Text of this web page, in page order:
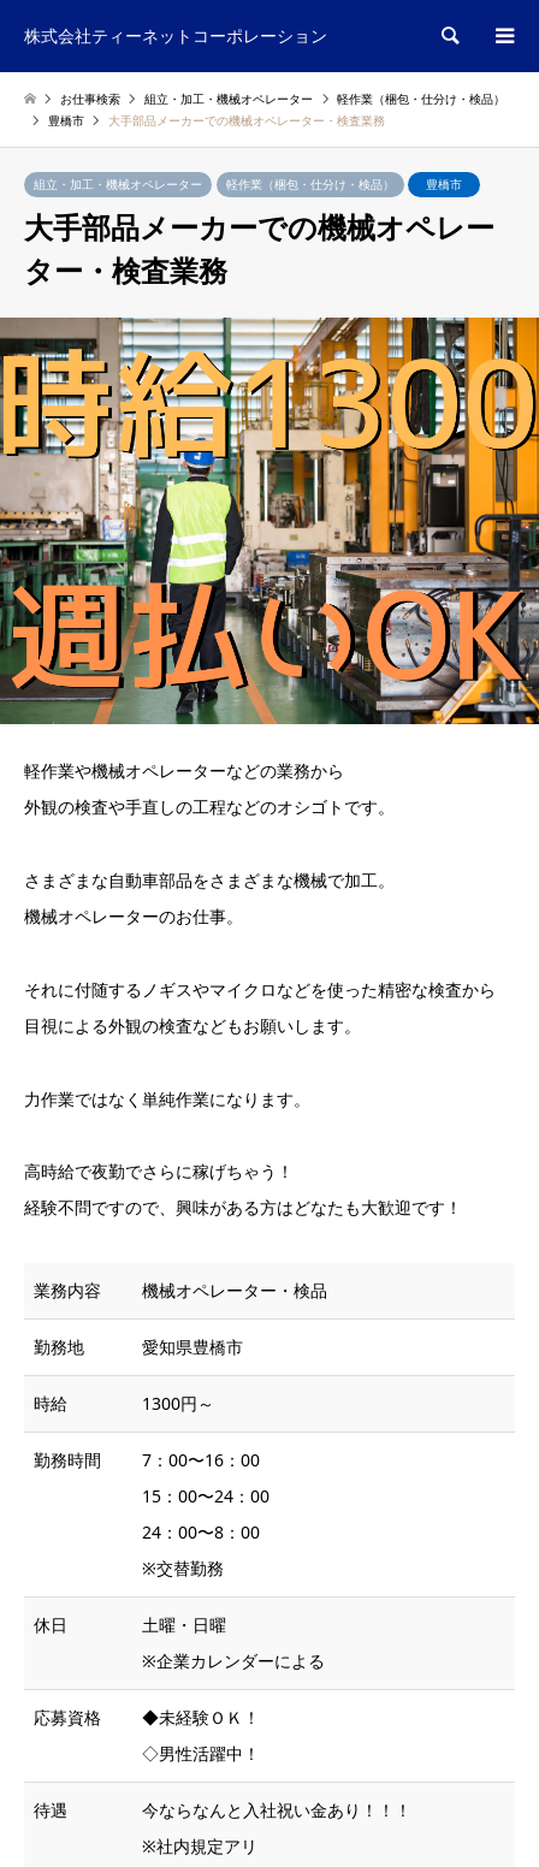
株式会社ティーネットコーポレーション 検索
お仕事検索 組立・加工・機械オペレーター
軽作業（梱包・仕分け・検品）
豊橋市
大手部品メーカーでの機械オペレーター・検査業務
組立・加工・機械オペレーター 軽作業（梱包・仕分け・検品） 豊橋市
大手部品メーカーでの機械オペレー
ター・検査業務
軽作業や機械オペレーターなどの業務から
外観の検査や手直しの工程などのオシゴトです。
さまざまな自動車部品をさまざまな機械で加工。
機械オペレーターのお仕事。
それに付随するノギスやマイクロなどを使った精密な検査から
目視による外観の検査などもお願いします。
力作業ではなく単純作業になります。
高時給で夜勤でさらに稼げちゃう！
経験不問ですので、興味がある方はどなたも大歓迎です！
業務内容 機械オペレーター・検品
勤務地 愛知県豊橋市
時給 1300円～
勤務時間
7：00〜16：00
15：00〜24：00
24：00〜8：00
※交替勤務
休日
土曜・日曜
※企業カレンダーによる
応募資格
◆未経験ＯＫ！
◇男性活躍中！
待遇
今ならなんと入社祝い金あり！！！
※社内規定アリ